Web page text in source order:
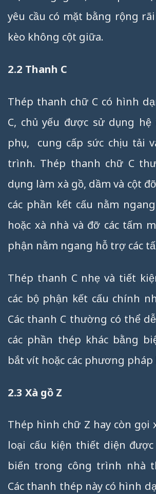
yêu cầu có mặt bằng rộng
kèo không cột giữa.
2.2 Thanh C
Thép thanh chữ C có hình
C, chủ yếu được sử dụng
phụ, cung cấp sức chịu tải
trình. Thép thanh chữ C
dụng làm xà gồ, dầm và cột
các phần kết cấu nằm
hoặc xà nhà và đỡ các tấm
phận nằm ngang hỗ trợ các
Thép thanh C nhẹ và tiết
các bộ phận kết cấu chính
Các thanh C thường có thể
các phần thép khác bằng
bắt vít hoặc các phương pháp
2.3 Xà gồ Z
Thép hình chữ Z hay còn gọi
loại cấu kiện thiết diện
biến trong công trình nhà
Các thanh thép này có hình